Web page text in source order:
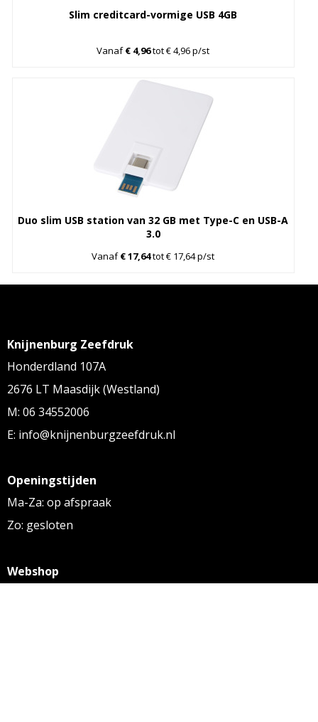
Slim creditcard-vormige USB 4GB
Vanaf€ 4,96tot € 4,96 p/st
Duo slim USB station van 32 GB met Type-C en USB-A
3.0
Vanaf€ 17,64tot € 17,64 p/st
Knijnenburg Zeefdruk
Honderdland 107A
2676 LT Maasdijk (Westland)
M: 06 34552006
E: info@knijnenburgzeefdruk.nl
Openingstijden
Ma-Za: op afspraak
Zo: gesloten
Webshop